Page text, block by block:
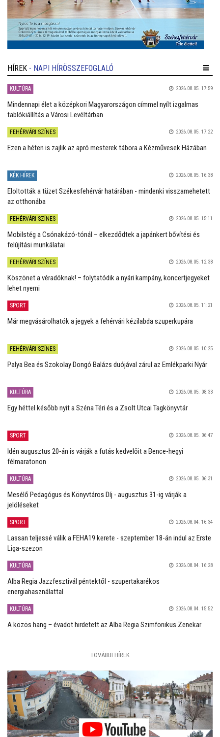
HÍREK - NAPI HÍRÖSSZEFOGLALÓ
KULTÚRA 2026.08.05. 17:59
Mindennapi élet a középkori Magyarországon címmel nyílt izgalmas
tablókiállítás a Városi Levéltárban
FEHÉRVÁRI SZÍNES 2026.08.05. 17:22
Ezen a héten is zajlik az apró mesterek tábora a Kézművesek Házában
KÉK HÍREK 2026.08.05. 16:38
Eloltották a tüzet Székesfehérvár határában - mindenki visszamehetett
az otthonába
FEHÉRVÁRI SZÍNES 2026.08.05. 15:11
Mobilstég a Csónakázó-tónál – elkezdődtek a japánkert bővítési és
felújítási munkálatai
FEHÉRVÁRI SZÍNES 2026.08.05. 12:38
Köszönet a véradóknak! – folytatódik a nyári kampány, koncertjegyeket
lehet nyerni
SPORT 2026.08.05. 11:21
Már megvásárolhatók a jegyek a fehérvári kézilabda szuperkupára
FEHÉRVÁRI SZÍNES 2026.08.05. 10:25
Palya Bea és Szokolay Dongó Balázs duójával zárul az Emlékparki Nyár
KULTÚRA 2026.08.05. 08:33
Egy héttel később nyit a Széna Téri és a Zsolt Utcai Tagkönyvtár
SPORT 2026.08.05. 06:47
Idén augusztus 20-án is várják a futás kedvelőit a Bence-hegyi
félmaratonon
KULTÚRA 2026.08.05. 06:31
Mesélő Pedagógus és Könyvtáros Díj - augusztus 31-ig várják a
jelöléseket
SPORT 2026.08.04. 16:34
Lassan teljessé válik a FEHA19 kerete - szeptember 18-án indul az Erste
Liga-szezon
KULTÚRA 2026.08.04. 16:28
Alba Regia Jazzfesztivál péntektől - szupertakarékos
energiahasználattal
KULTÚRA 2026.08.04. 15:52
A közös hang – évadot hirdetett az Alba Regia Szimfonikus Zenekar
TOVÁBBI HÍREK